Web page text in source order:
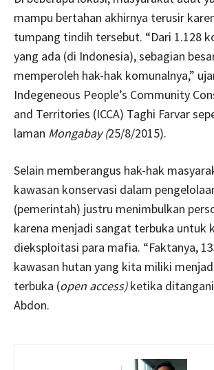
mampu bertahan akhirnya terusir
tumpang tindih tersebut. “Dari 1.128
yang ada (di Indonesia), sebagian
memperoleh hak-hak komunalnya,”
Indegeneous People’s Community
and Territories (ICCA) Taghi Farvar
laman Mongabay (25/8/2015).
Selain memberangus hak-hak
kawasan konservasi dalam
(pemerintah) justru menimbulkan
karena menjadi sangat terbuka untuk
dieksploitasi para mafia. “Faktanya,
kawasan hutan yang kita miliki
terbuka (open access)ketika ditangani
Abdon.